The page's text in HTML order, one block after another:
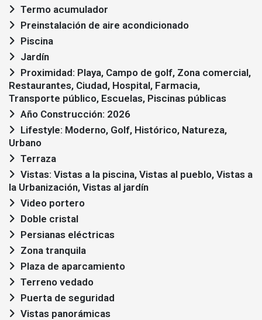
Termo acumulador
Preinstalación de aire acondicionado
Piscina
Jardín
Restaurantes, Ciudad, Hospital, Farmacia,
Transporte público, Escuelas, Piscinas públicas
Año Construcción: 2026
Urbano
Terraza
la Urbanización, Vistas al jardín
Video portero
Doble cristal
Persianas eléctricas
Zona tranquila
Plaza de aparcamiento
Terreno vedado
Puerta de seguridad
Vistas panorámicas